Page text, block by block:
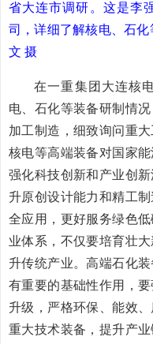
省大连市调研。这是李
司，详细了解核电、石
文 摄
在一重集团大连核
电、石化等装备研制情
加工制造，细致询问重
核电等高端装备对国家
强化科技创新和产业创
升原创设计能力和精工
全应用，更好服务绿色
业体系，不仅要培育壮
升传统产业。高端石化
有重要的基础性作用，
升级，严格环保、能效
重大技术装备，提升产